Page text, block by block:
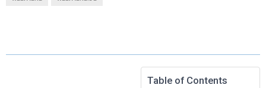
T O R
E
D
I
Table of Contents